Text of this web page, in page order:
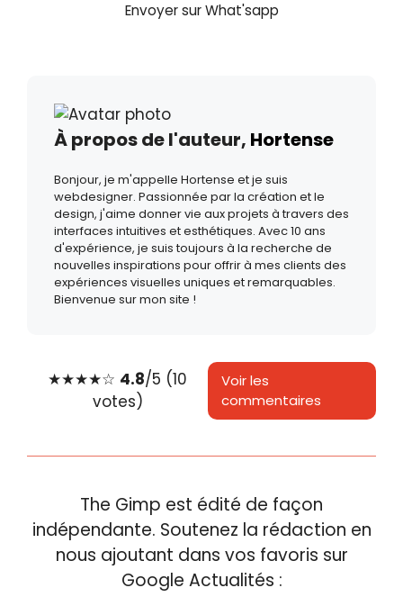
Envoyer sur What'sapp
À propos de l'auteur, Hortense
Bonjour, je m'appelle Hortense et je suis
webdesigner. Passionnée par la création et le
design, j'aime donner vie aux projets à travers des
interfaces intuitives et esthétiques. Avec 10 ans
d'expérience, je suis toujours à la recherche de
nouvelles inspirations pour offrir à mes clients des
expériences visuelles uniques et remarquables.
Bienvenue sur mon site !
★★★★☆ 4.8/5 (10
votes)
Voir les
commentaires
The Gimp est édité de façon
indépendante. Soutenez la rédaction en
nous ajoutant dans vos favoris sur
Google Actualités :